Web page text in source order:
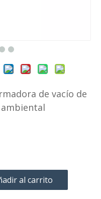
de vacío de
al carrito